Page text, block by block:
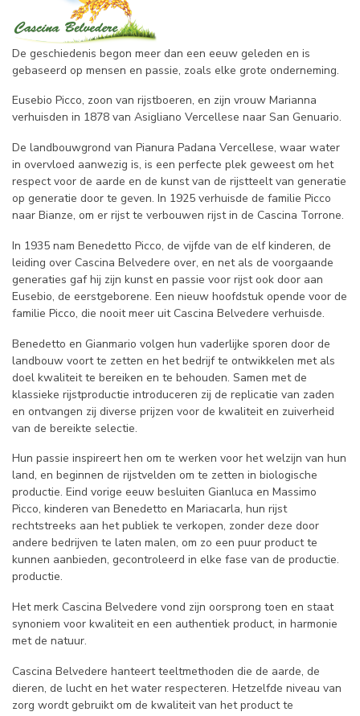
De geschiedenis begon meer dan een eeuw geleden en is
gebaseerd op mensen en passie, zoals elke grote onderneming.
Eusebio Picco, zoon van rijstboeren, en zijn vrouw Marianna
verhuisden in 1878 van Asigliano Vercellese naar San Genuario.
De landbouwgrond van Pianura Padana Vercellese, waar water
in overvloed aanwezig is, is een perfecte plek geweest om het
respect voor de aarde en de kunst van de rijstteelt van generatie
op generatie door te geven. In 1925 verhuisde de familie Picco
naar Bianze, om er rijst te verbouwen rijst in de Cascina Torrone.
In 1935 nam Benedetto Picco, de vijfde van de elf kinderen, de
leiding over Cascina Belvedere over, en net als de voorgaande
generaties gaf hij zijn kunst en passie voor rijst ook door aan
Eusebio, de eerstgeborene. Een nieuw hoofdstuk opende voor de
familie Picco, die nooit meer uit Cascina Belvedere verhuisde.
Benedetto en Gianmario volgen hun vaderlijke sporen door de
landbouw voort te zetten en het bedrijf te ontwikkelen met als
doel kwaliteit te bereiken en te behouden. Samen met de
klassieke rijstproductie introduceren zij de replicatie van zaden
en ontvangen zij diverse prijzen voor de kwaliteit en zuiverheid
van de bereikte selectie.
Hun passie inspireert hen om te werken voor het welzijn van hun
land, en beginnen de rijstvelden om te zetten in biologische
productie. Eind vorige eeuw besluiten Gianluca en Massimo
Picco, kinderen van Benedetto en Mariacarla, hun rijst
rechtstreeks aan het publiek te verkopen, zonder deze door
andere bedrijven te laten malen, om zo een puur product te
kunnen aanbieden, gecontroleerd in elke fase van de productie.
productie.
Het merk Cascina Belvedere vond zijn oorsprong toen en staat
synoniem voor kwaliteit en een authentiek product, in harmonie
met de natuur.
Cascina Belvedere hanteert teeltmethoden die de aarde, de
dieren, de lucht en het water respecteren. Hetzelfde niveau van
zorg wordt gebruikt om de kwaliteit van het product te